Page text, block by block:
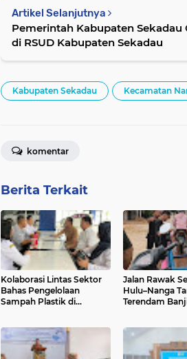
Artikel Selanjutnya
Pemerintah Kabupaten Sekadau
di RSUD Kabupaten Sekadau
Kabupaten Sekadau Kecamatan
komentar
Berita Terkait
Kolaborasi Lintas Sektor
Bahas Pengelolaan
Sampah Plastik di
Bersinergi
Jalan Rawak
Hulu–Nanga
Terendam